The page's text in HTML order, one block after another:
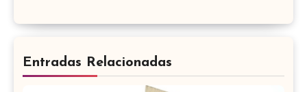
Entradas Relacionadas